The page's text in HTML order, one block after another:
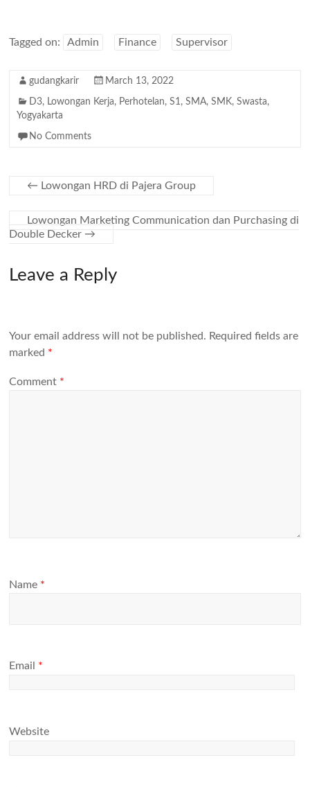
Tagged on: Admin Finance Supervisor
gudangkarir March 13, 2022
D3, Lowongan Kerja, Perhotelan,S1,SMA,SMK,Swasta,
Yogyakarta
No Comments
← Lowongan HRD di Pajera Group
Lowongan Marketing Communication dan Purchasing di
Double Decker →
Leave a Reply
Your email address will not be published. Required fields are
marked *
Comment *
Name *
Email *
Website